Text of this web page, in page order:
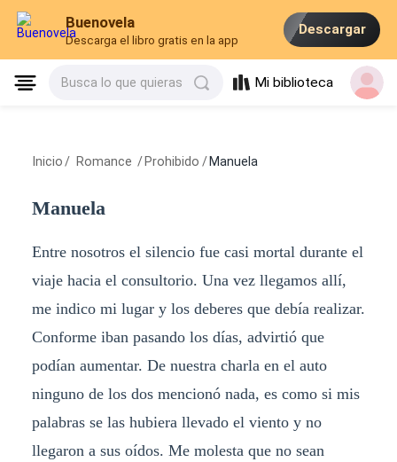
Buenovela
Descarga el libro gratis en la app
Descargar
Busca lo que quieras Mi biblioteca
Inicio / Romance / Prohibido / Manuela
Manuela
Entre nosotros el silencio fue casi mortal durante el
viaje hacia el consultorio. Una vez llegamos allí,
me indico mi lugar y los deberes que debía realizar.
Conforme iban pasando los días, advirtió que
podían aumentar. De nuestra charla en el auto
ninguno de los dos mencionó nada, es como si mis
palabras se las hubiera llevado el viento y no
llegaron a sus oídos. Me molesta que no sean